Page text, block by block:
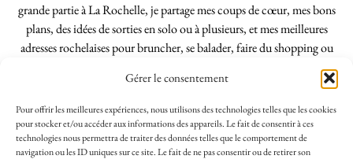
Gérer le consentement
Pour offrir les meilleures expériences, nous utilisons des technologies telles que les cookies
pour stocker et/ou accéder aux informations des appareils. Le fait de consentir à ces
technologies nous permettra de traiter des données telles que le comportement de
navigation ou les ID uniques sur ce site. Le fait de ne pas consentir ou de retirer son
grande partie à La Rochelle, je partage mes coups de cœur, mes bons
plans, des idées de sorties en solo ou à plusieurs, et mes meilleures
adresses rochelaises pour bruncher, se balader, faire du shopping ou
découvrir la région autrement. Vous cherchez un blog lifestyle à La
Rochelle, tenu par une locale ? Vous êtes au bon endroit. Que vous
soyez Rochelais·e ou de passage dans notre belle ville, j’espère que mes
articles vous aideront à profiter de La Rochelle comme un·e vrai·e
initié·e. !